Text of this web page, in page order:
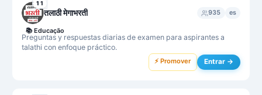
11
तलाठी मेगाभरती 935 es
Preguntas y respuestas diarias de examen para aspirantes a
talathi con enfoque práctico.
📚 Educação
⚡ Promover Entrar →